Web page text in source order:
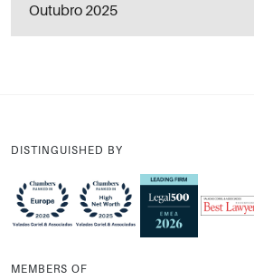
Outubro 2025
DISTINGUISHED BY
MEMBERS OF